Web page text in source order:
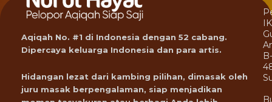
Aqiqah No. #1 di Indonesia dengan 52 cabang.
Dipercaya keluarga Indonesia dan para artis.
Hidangan lezat dari kambing pilihan, dimasak oleh
juru masak berpengalaman, siap menjadikan
B-